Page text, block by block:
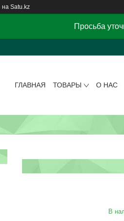
на Satu.kz
Просьба
ГЛАВНАЯ ТОВАРЫ О НАС
В